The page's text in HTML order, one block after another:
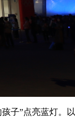
子”点亮蓝灯。